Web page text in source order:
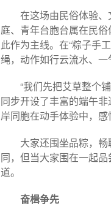
在这场由民俗体验
庭、青年台胞台属在民
此作为主线。在“粽子手
绳，动作如行云流水、一
“我们先把艾草整个
同步开设了丰富的端午
岸同胞在动手体验中，感
大家还围坐品粽，
同，但当大家围在一起
道。
奋楫争先